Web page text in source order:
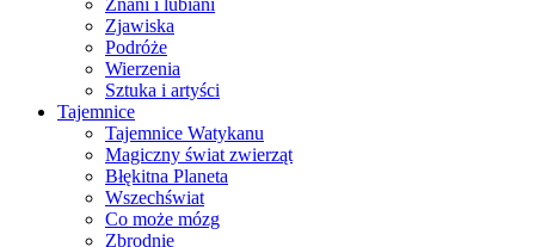
Znani i lubiani
Zjawiska
Podróże
Wierzenia
Sztuka i artyści
Tajemnice
Tajemnice Watykanu
Magiczny świat zwierząt
Błękitna Planeta
Wszechświat
Co może mózg
Zbrodnie